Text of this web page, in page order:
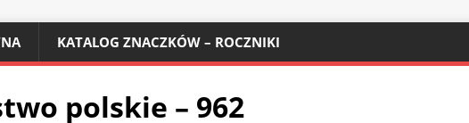
KATALOG ZNACZKÓW – ROCZNIKI
polskie – 962